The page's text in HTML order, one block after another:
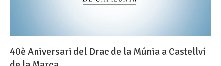
40è Aniversari del Drac de la Múnia a Castellví